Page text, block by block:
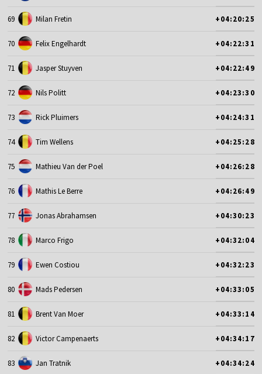
69 Milan Fretin +04:20:25
70 Felix Engelhardt +04:22:31
71 Jasper Stuyven +04:22:49
72 Nils Politt +04:23:30
73 Rick Pluimers +04:24:31
74 Tim Wellens +04:25:28
75 Mathieu Van der Poel +04:26:28
76 Mathis Le Berre +04:26:49
77 Jonas Abrahamsen +04:30:23
78 Marco Frigo +04:32:04
79 Ewen Costiou +04:32:23
80 Mads Pedersen +04:33:05
81 Brent Van Moer +04:33:14
82 Victor Campenaerts +04:34:17
83 Jan Tratnik +04:34:24